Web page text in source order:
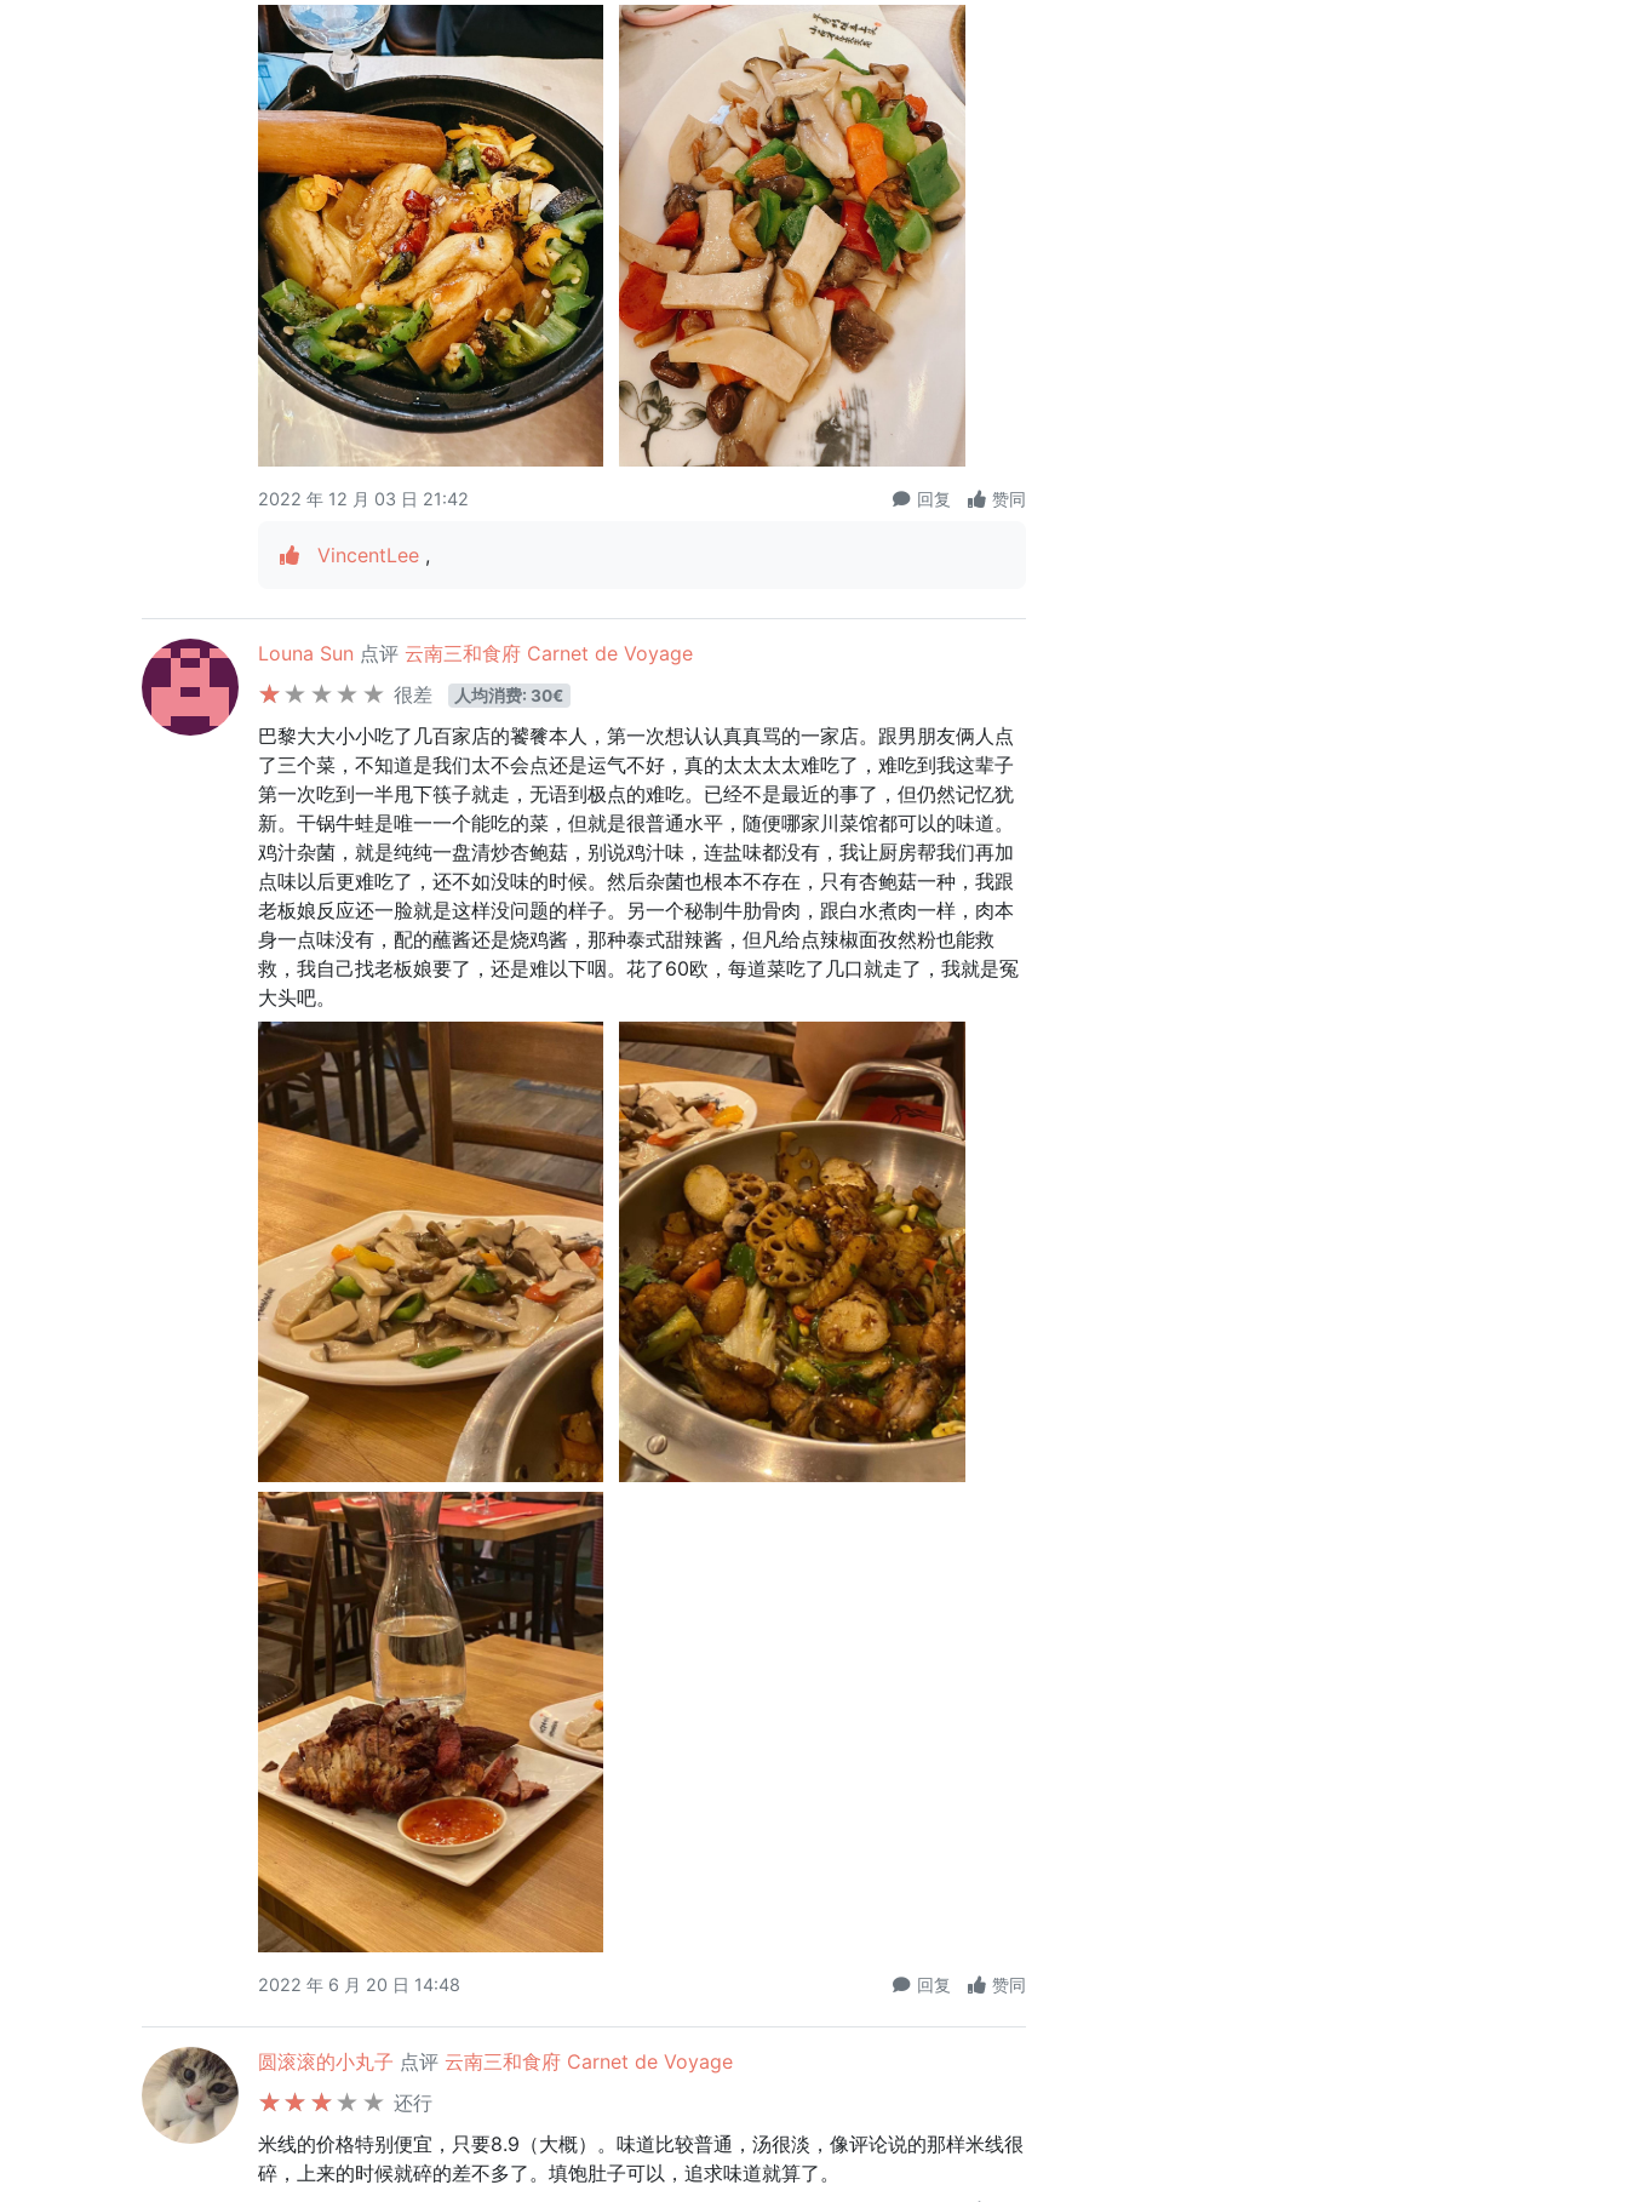
2022 年 12 月 03 日 21:42 回复 赞同
VincentLee ,
Louna Sun 点评 云南三和食府 Carnet de Voyage
很差
人均消费: 30€
巴黎大大小小吃了几百家店的饕餮本人，第一次想认认真真骂的一家店。跟男朋友俩人点
了三个菜，不知道是我们太不会点还是运气不好，真的太太太太难吃了，难吃到我这辈子
第一次吃到一半甩下筷子就走，无语到极点的难吃。已经不是最近的事了，但仍然记忆犹
新。干锅牛蛙是唯一一个能吃的菜，但就是很普通水平，随便哪家川菜馆都可以的味道。
鸡汁杂菌，就是纯纯一盘清炒杏鲍菇，别说鸡汁味，连盐味都没有，我让厨房帮我们再加
点味以后更难吃了，还不如没味的时候。然后杂菌也根本不存在，只有杏鲍菇一种，我跟
老板娘反应还一脸就是这样没问题的样子。另一个秘制牛肋骨肉，跟白水煮肉一样，肉本
身一点味没有，配的蘸酱还是烧鸡酱，那种泰式甜辣酱，但凡给点辣椒面孜然粉也能救
救，我自己找老板娘要了，还是难以下咽。花了60欧，每道菜吃了几口就走了，我就是冤
大头吧。
2022 年 6 月 20 日 14:48 回复 赞同
圆滚滚的小丸子 点评 云南三和食府 Carnet de Voyage
还行
米线的价格特别便宜，只要8.9（大概）。味道比较普通，汤很淡，像评论说的那样米线很
碎，上来的时候就碎的差不多了。填饱肚子可以，追求味道就算了。